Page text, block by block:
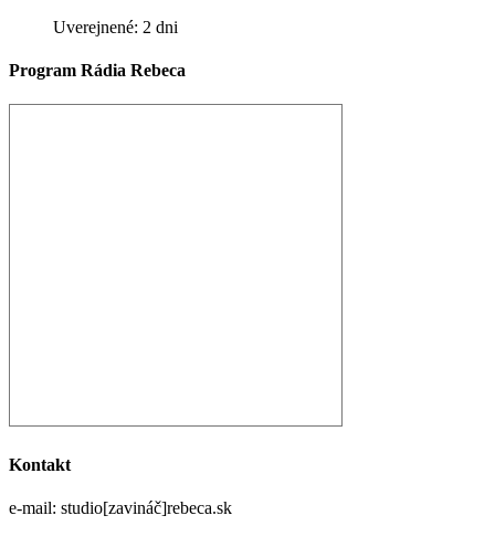
Uverejnené: 2 dni
Program Rádia Rebeca
Kontakt
e-mail: studio[zavináč]rebeca.sk